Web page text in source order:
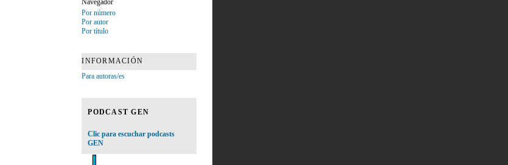
Navegador
Por número
Por autor
Por título
INFORMACIÓN
Para autoras/es
PODCAST GEN
Clic para escuchar podcasts
GEN